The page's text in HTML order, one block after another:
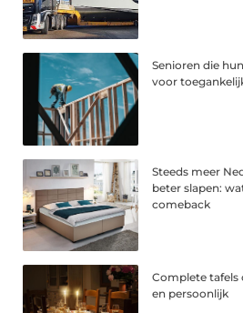
Senioren die
voor
Steeds meer
beter slapen:
comeback
Complete tafels
en persoonlijk